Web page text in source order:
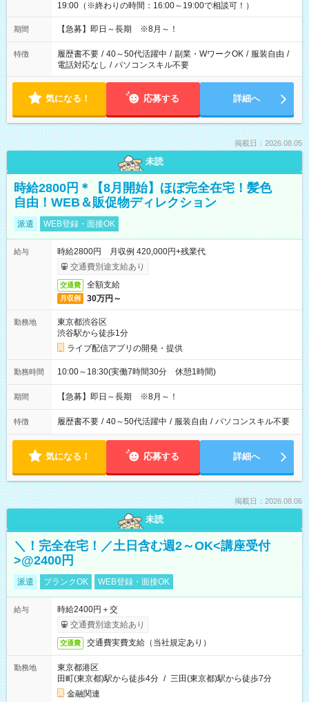
19:00（※終わりの時間：16:00～19:00で相談可！）
期間 【急募】即日～長期 ※8月～！
特徴 履歴書不要 / 40～50代活躍中 / 副業・WワークOK / 服装自由 /
電話対応なし / パソコンスキル不要
気になる！ 応募する 詳細へ
掲載日：2026.08.05
未読
時給2800円＊【8月開始】ほぼ完全在宅！髪色
自由！WEB＆販促物ディレクション
派遣 WEB登録・面接OK
給与
時給2800円 月収例 420,000円+残業代
交通費別途支給あり
交通費 全額支給
月収例 30万円～
勤務地
東京都渋谷区
渋谷駅から徒歩1分
ライブ配信アプリの開発・提供
勤務時間 10:00～18:30(実働7時間30分 休憩1時間)
期間 【急募】即日～長期 ※8月～！
特徴 履歴書不要 / 40～50代活躍中 / 服装自由 / パソコンスキル不要
気になる！ 応募する 詳細へ
掲載日：2026.08.06
未読
＼！完全在宅！／土日含む週2～OK<講座受付
>@2400円
派遣 ブランクOK WEB登録・面接OK
給与
時給2400円＋交
交通費別途支給あり
交通費 交通費実費支給（当社規定あり）
勤務地
東京都港区
田町(東京都)駅から徒歩4分 / 三田(東京都)駅から徒歩7分
金融関連